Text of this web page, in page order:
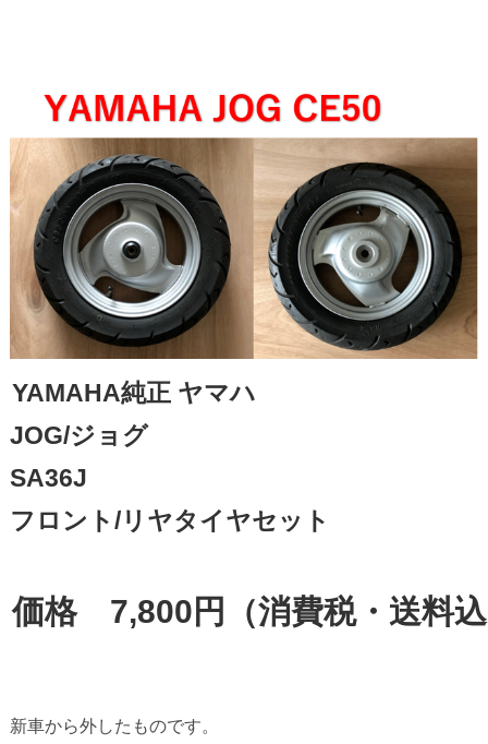
YAMAHA純正 ヤマハ
JOG/ジョグ
SA36J
フロント/リヤタイヤセット
価格　7,800円（消費税・送料
新車から外したものです。